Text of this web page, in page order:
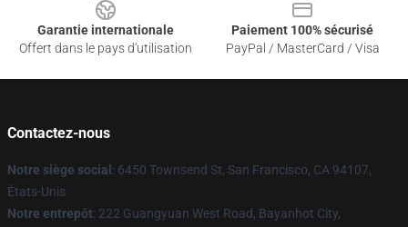
Garantie internationale
Offert dans le pays d'utilisation
Paiement 100% sécurisé
PayPal / MasterCard / Visa
Contactez-nous
Notre siège social : 6450 Townsend St, San Francisco, CA 94107,
États-Unis
Notre entrepôt: 222 Guangyuan West Road, Bayanhot City,